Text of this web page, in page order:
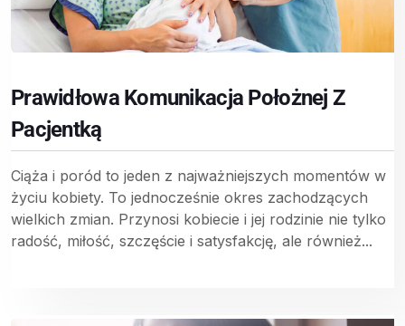
Prawidłowa Komunikacja Położnej Z
Pacjentką
Ciąża i poród to jeden z najważniejszych momentów w
życiu kobiety. To jednocześnie okres zachodzących
wielkich zmian. Przynosi kobiecie i jej rodzinie nie tylko
radość, miłość, szczęście i satysfakcję, ale również...